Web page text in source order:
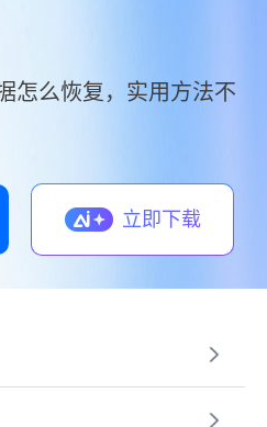
怎么恢复，实用方法不
立即下载